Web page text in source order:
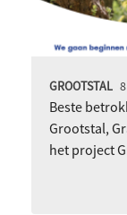
GROOTSTAL
Beste
Grootstal,
het project